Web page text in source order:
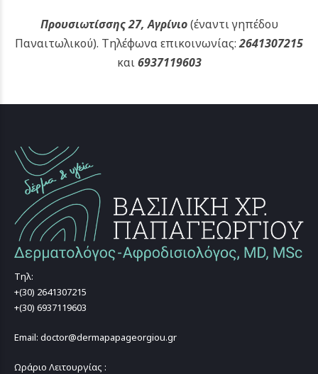
Προυσιωτίσσης 27, Αγρίνιο(έναντι γηπέδου
Παναιτωλικού). Τηλέφωνα επικοινωνίας:2641307215
και6937119603
Τηλ:
+(30) 2641307215
+(30) 6937119603
Email: doctor@dermapapageorgiou.gr
Ωράριο Λειτουργίας :